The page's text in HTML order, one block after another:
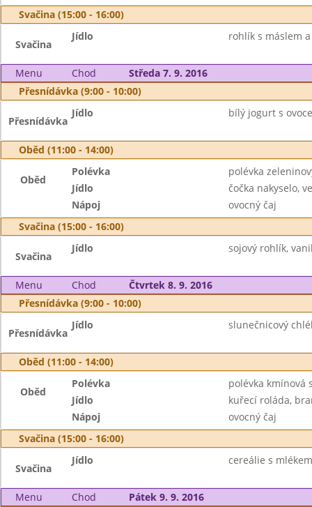
Svačina (15:00 - 16:00)
Svačina
Jídlo rohlík s máslem
Menu Chod
Středa 7. 9. 2016
Přesnídávka (9:00 - 10:00)
Přesnídávka
Jídlo bílý jogurt s
Oběd (11:00 - 14:00)
Oběd
Polévka
polévka
Jídlo
čočka nakyselo,
Nápoj
ovocný čaj
Svačina (15:00 - 16:00)
Svačina
Jídlo sojový rohlík,
Menu Chod
Čtvrtek 8. 9. 2016
Přesnídávka (9:00 - 10:00)
Přesnídávka
Jídlo slunečnicový
Oběd (11:00 - 14:00)
Oběd
Polévka
polévka kmínová
Jídlo
kuřecí roláda,
Nápoj
ovocný čaj
Svačina (15:00 - 16:00)
Svačina
Jídlo cereálie s
Menu Chod
Pátek 9. 9. 2016